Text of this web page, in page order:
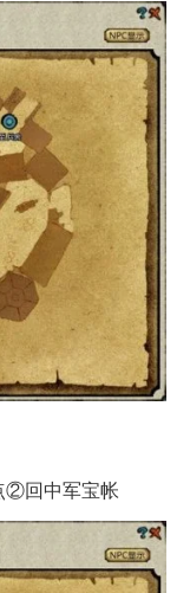
②回中军宝帐